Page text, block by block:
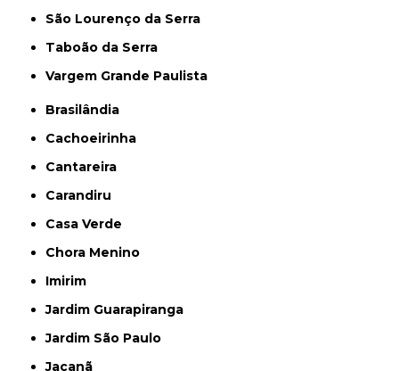
São Lourenço da Serra
Taboão da Serra
Vargem Grande Paulista
Brasilândia
Cachoeirinha
Cantareira
Carandiru
Casa Verde
Chora Menino
Imirim
Jardim Guarapiranga
Jardim São Paulo
Jaçanã